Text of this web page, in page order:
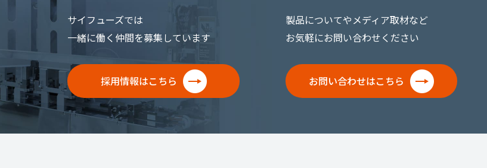
サイフューズでは
一緒に働く仲間を募集しています
採用情報はこちら
製品についてやメディア取材など
お気軽にお問い合わせください
お問い合わせはこちら